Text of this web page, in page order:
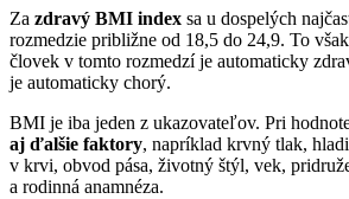
Za zdravý BMI index sa u dospelých
rozmedzie približne od 18,5 do 24,9. To
človek v tomto rozmedzí je automaticky
je automaticky chorý.
BMI je iba jeden z ukazovateľov. Pri
aj ďalšie faktory, napríklad krvný tlak,
v krvi, obvod pása, životný štýl, vek,
a rodinná anamnéza.